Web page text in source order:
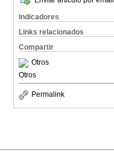
Indicadores
Links relacionados
Compartir
Otros
Otros
Permalink